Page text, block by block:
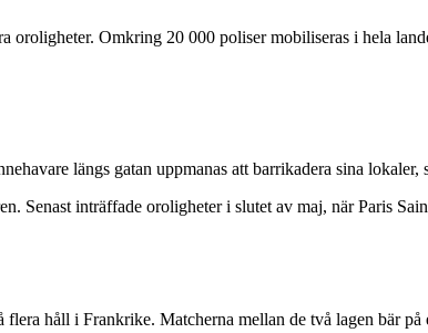
Omkring 20 000 poliser mobiliseras i hela
längs gatan uppmanas att barrikadera sina lokaler,
Senast inträffade oroligheter i slutet av maj, när Paris
håll i Frankrike. Matcherna mellan de två lagen bär